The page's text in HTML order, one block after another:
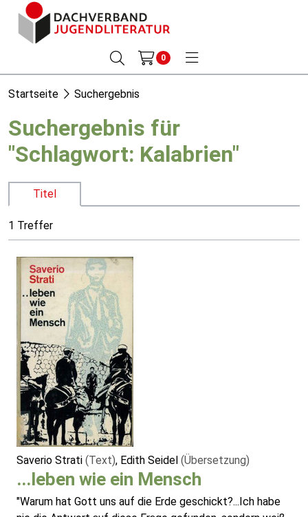
0
Startseite Suchergebnis
Suchergebnis für
"Schlagwort: Kalabrien"
Titel
1 Treffer
Saverio Strati (Text), Edith Seidel (Übersetzung)
...leben wie ein Mensch
"Warum hat Gott uns auf die Erde geschickt?...Ich habe